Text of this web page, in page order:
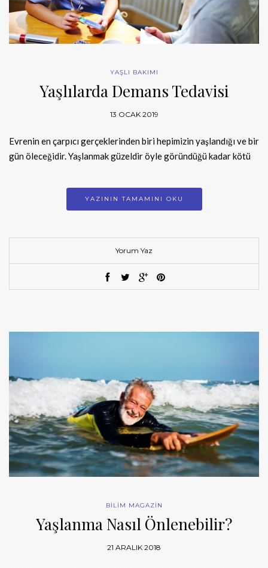
YAŞLI BAKIMI
Yaşlılarda Demans Tedavisi
13 OCAK 2019
Evrenin en çarpıcı gerçeklerinden biri hepimizin yaşlandığı ve bir
gün öleceğidir. Yaşlanmak güzeldir öyle göründüğü kadar kötü
YAZININ TAMAMINI OKU
Yorum Yaz
BİLİM MAGAZİN
Yaşlanma Nasıl Önlenebilir?
21 ARALIK 2018